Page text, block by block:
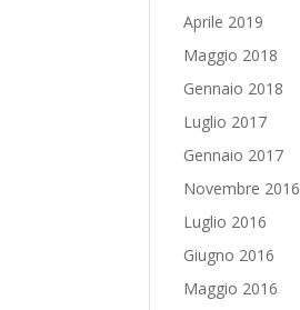
Aprile 2019
Maggio 2018
Gennaio 2018
Luglio 2017
Gennaio 2017
Novembre 2016
Luglio 2016
Giugno 2016
Maggio 2016